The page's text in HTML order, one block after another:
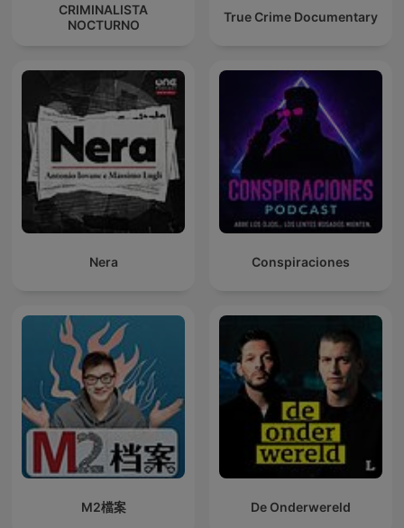
CRIMINALISTA
NOCTURNO
True Crime Documentary
Nera Conspiraciones
M2檔案 De Onderwereld